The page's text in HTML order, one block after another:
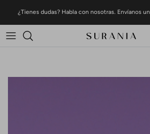
¿Tienes dudas? Habla con nosotras. Envíanos un